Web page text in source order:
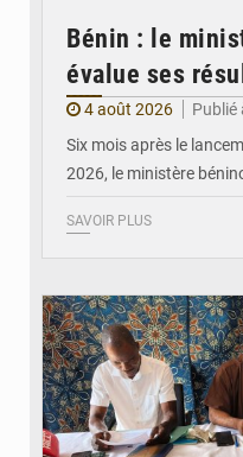
Bénin : le
évalue ses
4 août 2026
Publié
Six mois après le
2026, le ministère
SAVOIR PLUS